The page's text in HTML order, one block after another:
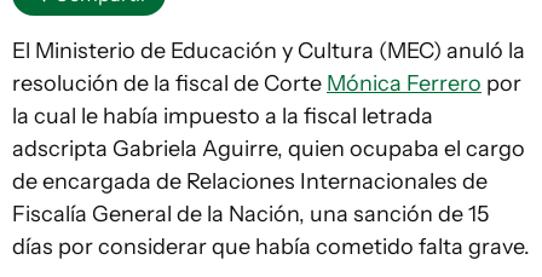
El Ministerio de Educación y Cultura (MEC) anuló la
resolución de la fiscal de Corte Mónica Ferrero por
la cual le había impuesto a la fiscal letrada
adscripta Gabriela Aguirre, quien ocupaba el cargo
de encargada de Relaciones Internacionales de
Fiscalía General de la Nación, una sanción de 15
días por considerar que había cometido falta grave.